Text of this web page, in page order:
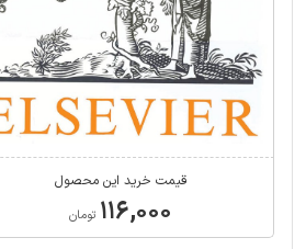
قیمت خرید این محصول
۱۱۶,۰۰۰ تومان